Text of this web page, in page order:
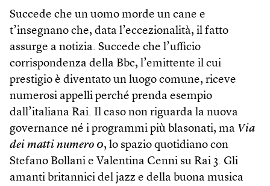
Succede che un uomo morde un cane e
t’insegnano che, data l’eccezionalità, il fatto
assurge a notizia. Succede che l’ufficio
corrispondenza della Bbc, l’emittente il cui
prestigio è diventato un luogo comune, riceve
numerosi appelli perché prenda esempio
dall’italiana Rai. Il caso non riguarda la nuova
governance né i programmi più blasonati, ma Via
dei matti numero 0, lo spazio quotidiano con
Stefano Bollani e Valentina Cenni su Rai 3. Gli
amanti britannici del jazz e della buona musica